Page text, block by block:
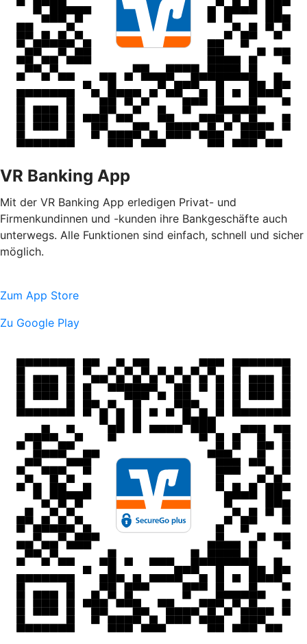
VR Banking App
Mit der VR Banking App erledigen Privat- und
Firmenkundinnen und -kunden ihre Bankgeschäfte auch
unterwegs. Alle Funktionen sind einfach, schnell und sicher
möglich.
Zum App Store
Zu Google Play